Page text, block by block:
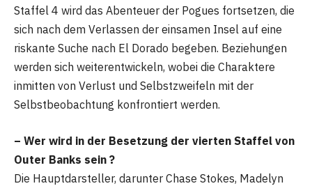
Staffel 4 wird das Abenteuer der Pogues fortsetzen, die
sich nach dem Verlassen der einsamen Insel auf eine
riskante Suche nach El Dorado begeben. Beziehungen
werden sich weiterentwickeln, wobei die Charaktere
inmitten von Verlust und Selbstzweifeln mit der
Selbstbeobachtung konfrontiert werden.
– Wer wird in der Besetzung der vierten Staffel von
Outer Banks sein ?
Die Hauptdarsteller, darunter Chase Stokes, Madelyn